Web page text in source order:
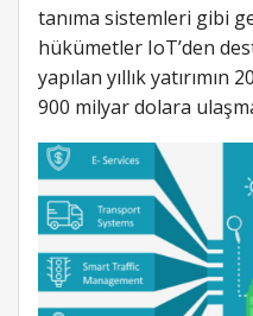
tanıma sistemleri gibi
hükümetler IoT’den
yapılan yıllık yatırımın
900 milyar dolara